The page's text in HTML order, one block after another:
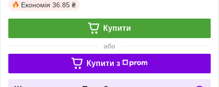
Економія 36.85 ₴
Купити
або
Купити з